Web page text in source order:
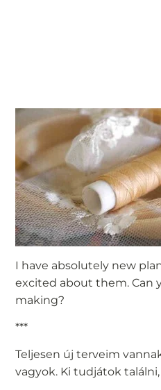
I have absolutely new
excited about them. Can
making?
***
Teljesen új terveim
vagyok. Ki tudjátok